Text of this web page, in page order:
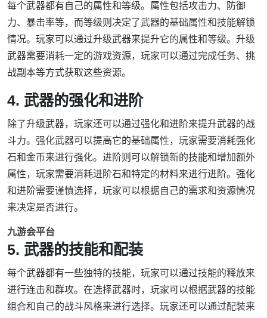
每个武器都有自己的属性和等级。属性包括攻击力、防御
力、暴击率等，而等级则决定了武器的基础属性和技能解锁
情况。玩家可以通过升级武器来提升它的属性和等级。升级
武器需要消耗一定的游戏资源，玩家可以通过完成任务、挑
战副本等方式获取这些资源。
4. 武器的强化和进阶
除了升级武器，玩家还可以通过强化和进阶来提升武器的战
斗力。强化武器可以提高它的基础属性，玩家需要消耗强化
石和金币来进行强化。进阶则可以解锁新的技能和增加额外
属性，玩家需要消耗进阶石和特定的材料来进行进阶。强化
和进阶需要谨慎选择，玩家可以根据自己的需求和资源情况
来决定是否进行。
九游会平台
5. 武器的技能和配装
每个武器都有一些独特的技能，玩家可以通过技能的释放来
进行连击和群攻。在选择武器时，玩家可以根据武器的技能
组合和自己的战斗风格来进行选择。玩家还可以通过配装来